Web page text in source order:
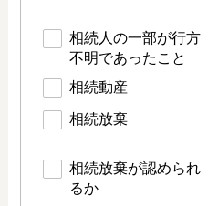
相続人の一部が行方
不明であったこと
相続動産
相続放棄
相続放棄が認められ
るか